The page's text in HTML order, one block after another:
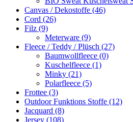
Canvas / Dekostoffe (46)
Cord (26)
Filz (9)
Meterware (9)
Fleece / Teddy / Plüsch (27)
Baumwollfleece (0)
Kuschelfleece (1)
Minky (21)
Polarfleece (5)
Frottee (3)
Outdoor Funktions Stoffe (12)
Jacquard (8)
Jersey (108)